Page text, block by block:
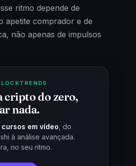
ritmo depende de
apetite comprador e de
não apenas de impulsos
cripto do zero,
nada.
em vídeo , do
à análise avançada.
no seu ritmo.